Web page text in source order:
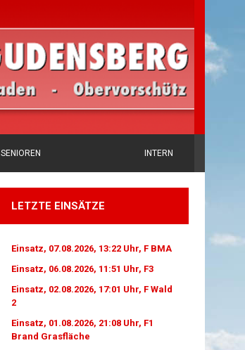
SENIOREN INTERN
LETZTE EINSÄTZE
Einsatz, 07.08.2026, 13:22 Uhr, F BMA
Einsatz, 06.08.2026, 11:51 Uhr, F3
Einsatz, 02.08.2026, 17:01 Uhr, F Wald
2
Einsatz, 01.08.2026, 21:08 Uhr, F1
Brand Grasfläche